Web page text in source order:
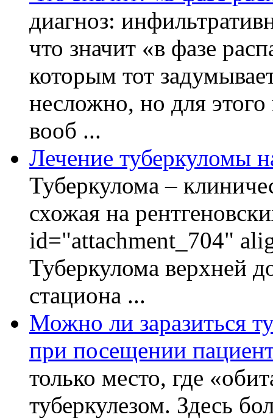
диагноз:
что значит «в фазе
которым тот
несложно, но для
вооб ...
Лечение туберкуломы
Туберкулома –
схожая на
id="attachment_704"
Туберкулома верхней
стациона ...
Можно ли заразиться
при посещении
только место, где
туберкулезом. Здесь